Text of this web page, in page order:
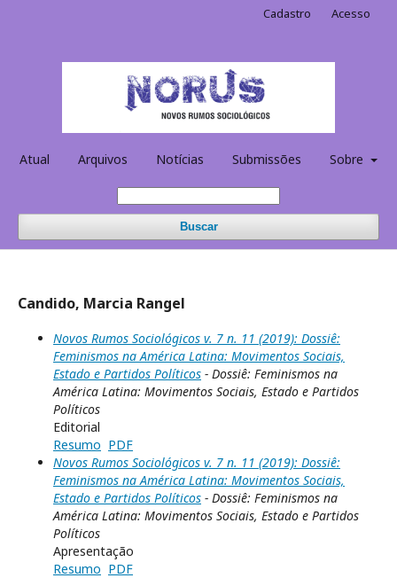
Atual Arquivos Notícias Submissões Sobre
Buscar
Cadastro Acesso
Candido, Marcia Rangel
Novos Rumos Sociológicos v. 7 n. 11 (2019): Dossiê:
Feminismos na América Latina: Movimentos Sociais,
Estado e Partidos Políticos - Dossiê: Feminismos na
América Latina: Movimentos Sociais, Estado e Partidos
Políticos
Editorial
Resumo PDF
Novos Rumos Sociológicos v. 7 n. 11 (2019): Dossiê:
Feminismos na América Latina: Movimentos Sociais,
Estado e Partidos Políticos - Dossiê: Feminismos na
América Latina: Movimentos Sociais, Estado e Partidos
Políticos
Apresentação
Resumo PDF